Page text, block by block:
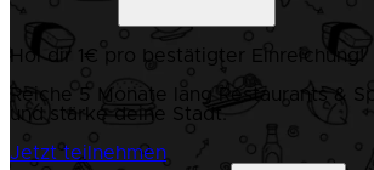
Hol dir 1€ pro bestätigter Einreichung!
Reiche 5 Monate lang Restaurants &
und stärke deine Stadt.
Jetzt teilnehmen